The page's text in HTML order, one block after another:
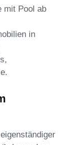
mit Pool ab
in